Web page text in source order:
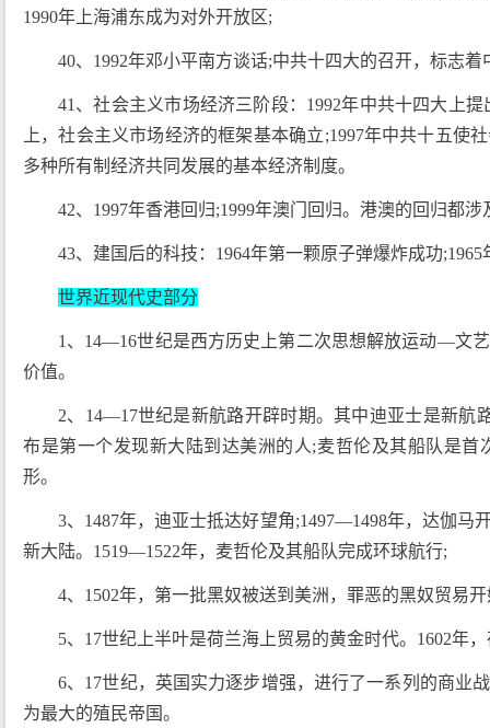
1990年上海浦东成为对外开放区;
40、1992年邓小平南方谈话;中共十四大的召开，标志
41、社会主义市场经济三阶段：1992年中共十四大上
上，社会主义市场经济的框架基本确立;1997年中共十五
多种所有制经济共同发展的基本经济制度。
42、1997年香港回归;1999年澳门回归。港澳的回归都
43、建国后的科技：1964年第一颗原子弹爆炸成功
世界近现代史部分
1、14—16世纪是西方历史上第二次思想解放运动—文
价值。
2、14—17世纪是新航路开辟时期。其中迪亚士是新航
布是第一个发现新大陆到达美洲的人;麦哲伦及其船队是
形。
3、1487年，迪亚士抵达好望角;1497—1498年，达伽马
新大陆。1519—1522年，麦哲伦及其船队完成环球航行;
4、1502年，第一批黑奴被送到美洲，罪恶的黑奴贸易
5、17世纪上半叶是荷兰海上贸易的黄金时代。1602年
6、17世纪，英国实力逐步增强，进行了一系列的商业
为最大的殖民帝国。